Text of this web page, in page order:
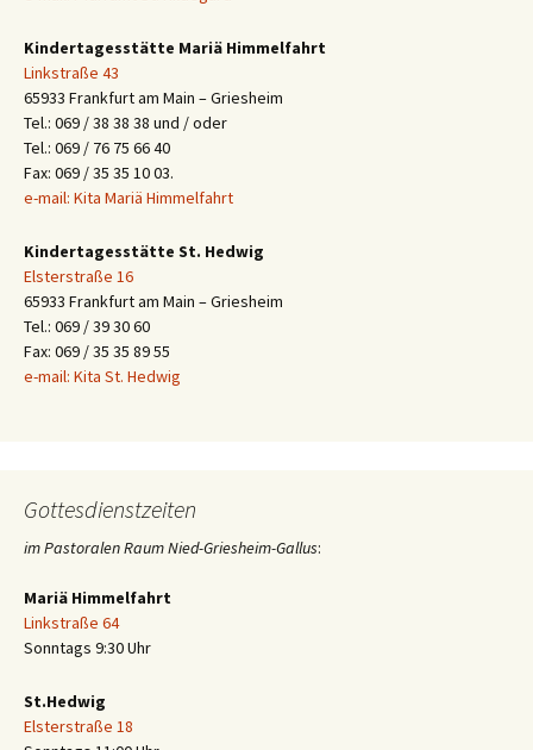
Kindertagesstätte Mariä Himmelfahrt
Linkstraße 43
65933 Frankfurt am Main – Griesheim
Tel.: 069 / 38 38 38 und / oder
Tel.: 069 / 76 75 66 40
Fax: 069 / 35 35 10 03.
e-mail: Kita Mariä Himmelfahrt
Kindertagesstätte St. Hedwig
Elsterstraße 16
65933 Frankfurt am Main – Griesheim
Tel.: 069 / 39 30 60
Fax: 069 / 35 35 89 55
e-mail: Kita St. Hedwig
Gottesdienstzeiten
im Pastoralen Raum Nied-Griesheim-Gallus:
Mariä Himmelfahrt
Linkstraße 64
Sonntags 9:30 Uhr
St.Hedwig
Elsterstraße 18